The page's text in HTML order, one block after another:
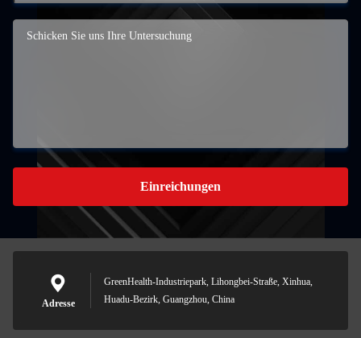
Einreichungen
Adresse
GreenHealth-Industriepark, Lihongbei-Straße, Xinhua,
Huadu-Bezirk, Guangzhou, China